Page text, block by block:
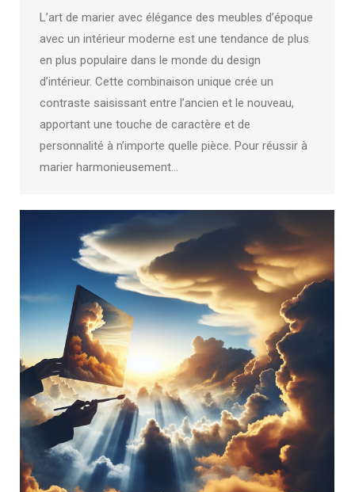
L’art de marier avec élégance des meubles d’époque
avec un intérieur moderne est une tendance de plus
en plus populaire dans le monde du design
d’intérieur. Cette combinaison unique crée un
contraste saisissant entre l’ancien et le nouveau,
apportant une touche de caractère et de
personnalité à n’importe quelle pièce. Pour réussir à
marier harmonieusement…